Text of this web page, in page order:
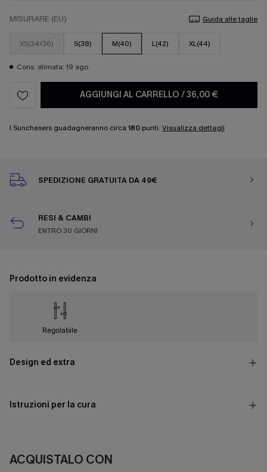
MISURARE (EU) Guida alle taglie
XS(34/36) S(38) M(40) L(42) XL(44)
Cons. stimata: 19 ago
AGGIUNGI AL CARRELLO /36,00 €
I Sunchasers guadagneranno circa 180 punti. Visualizza dettagli
SPEDIZIONE GRATUITA DA 49€
RESI & CAMBI
ENTRO 30 GIORNI
Prodotto in evidenza
Regolabile
Design ed extra
Istruzioni per la cura
ACQUISTALO CON